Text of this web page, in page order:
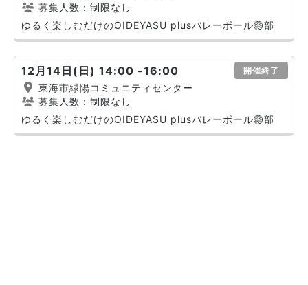
募集人数：制限なし
ゆるく楽しむだけのOIDEYASU plusバレーボール🏐部
12月14日(日) 14:00 -16:00 開催終了
東海市緑陽コミュニティセンター
募集人数：制限なし
ゆるく楽しむだけのOIDEYASU plusバレーボール🏐部